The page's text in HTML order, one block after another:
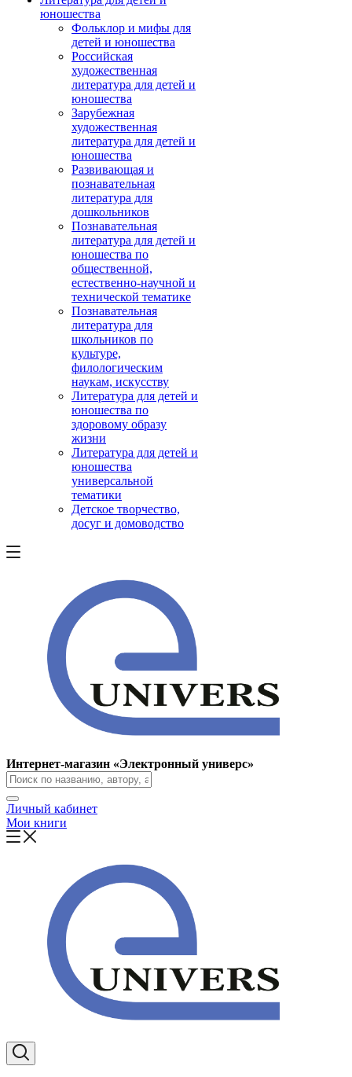
юношества
Фольклор и мифы для
детей и юношества
Российская
художественная
литература для детей и
юношества
Зарубежная
художественная
литература для детей и
юношества
Развивающая и
познавательная
литература для
дошкольников
Познавательная
литература для детей и
юношества по
общественной,
естественно-научной и
технической тематике
Познавательная
литература для
школьников по
культуре,
филологическим
наукам, искусству
Литература для детей и
юношества по
здоровому образу
жизни
Литература для детей и
юношества
универсальной
тематики
Детское творчество,
досуг и домоводство
Интернет-магазин «Электронный универс»
Личный кабинет
Мои книги